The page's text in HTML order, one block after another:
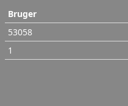
Bruger
53058
1